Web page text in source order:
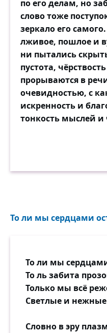
по его делам, но
слово тоже
зеркало его
лживое, пошлое и
ни пытались
пустота,
прорываются в
очевидностью, с
искренность и
тонкость мыслей и
То ли мы сердцами
То ли мы
То ль забита
Только мы всё
Светлые и нежные
Словно в эру